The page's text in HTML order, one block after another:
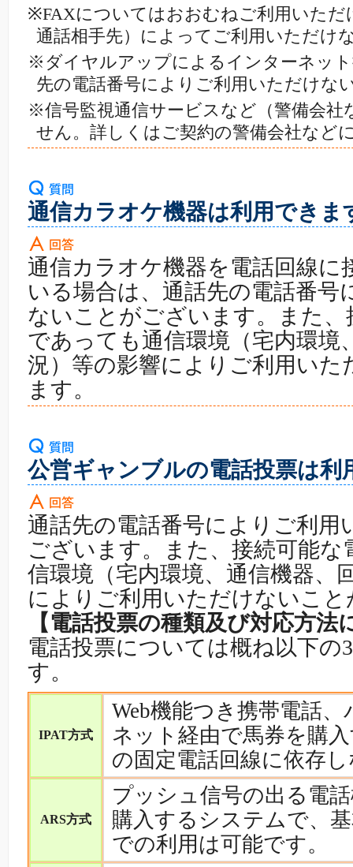
※FAXについてはおおむねご利用いただ
通話相手先）によってご利用いただけ
※ダイヤルアップによるインターネッ
先の電話番号によりご利用いただけな
※信号監視通信サービスなど（警備会社
せん。詳しくはご契約の警備会社など
通信カラオケ機器は利用できま
通信カラオケ機器を電話回線に
いる場合は、通話先の電話番号
ないことがございます。また、
であっても通信環境（宅内環境
況）等の影響によりご利用い
ます。
公営ギャンブルの電話投票は利
通話先の電話番号によりご利用
ございます。また、接続可能な
信環境（宅内環境、通信機器、
によりご利用いただけないこ
【電話投票の種類及び対応方法
電話投票については概ね以下の
す。
IPAT方式
Web機能つき携帯電話
ネット経由で馬券を購
の固定電話回線に依存
ARS方式
プッシュ信号の出る電
購入するシステムで、
での利用は可能です。